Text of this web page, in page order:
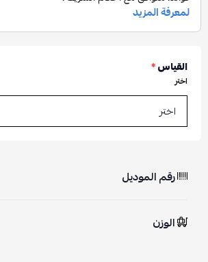
القياس*
اختر
رقم الموديل
الوزن